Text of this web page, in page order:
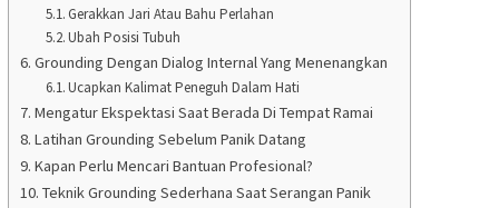
Gerakkan Jari Atau Bahu Perlahan
Ubah Posisi Tubuh
Grounding Dengan Dialog Internal Yang Menenangkan
Ucapkan Kalimat Peneguh Dalam Hati
Mengatur Ekspektasi Saat Berada Di Tempat Ramai
Latihan Grounding Sebelum Panik Datang
Kapan Perlu Mencari Bantuan Profesional?
Teknik Grounding Sederhana Saat Serangan Panik